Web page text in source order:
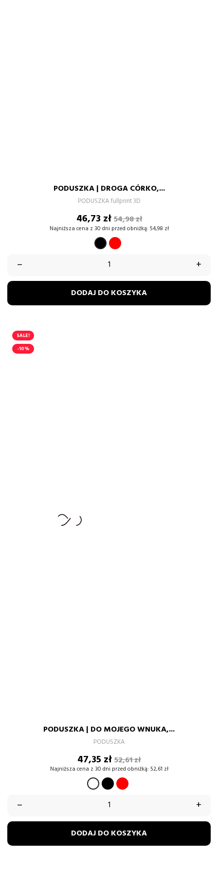
PODUSZKA | DROGA CÓRKO,...
PODUSZKA fullprint 3D
Cena
46,73 złCena
podstawowa
54,98 zł
Najniższa cena z 30 dni przed obniżką: 54,98 zł
CZARNYCZERWONY
– +
DODAJ DO KOSZYKA
SALE!
-10%
PODUSZKA | DO MOJEGO WNUKA,...
PODUSZKA
Cena
47,35 złCena
podstawowa
52,61 zł
Najniższa cena z 30 dni przed obniżką: 52,61 zł
BIAŁYCZARNYCZERWONY
– +
DODAJ DO KOSZYKA